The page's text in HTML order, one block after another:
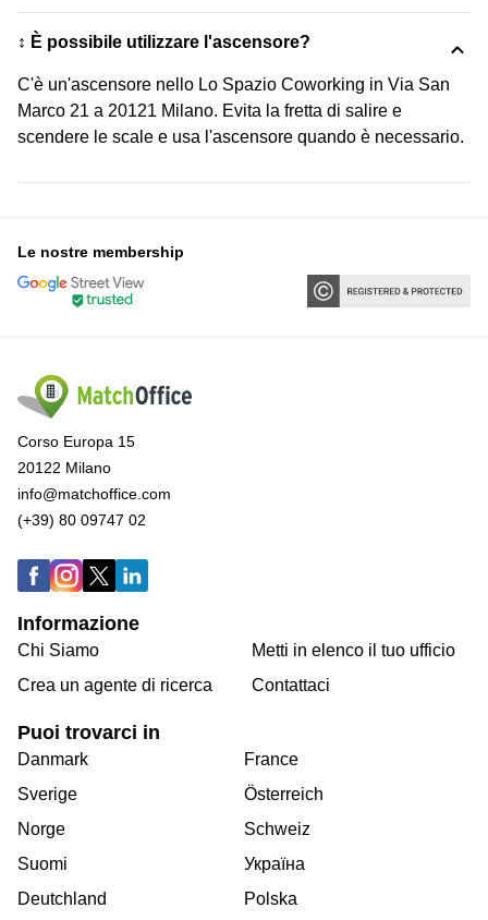
↕️ È possibile utilizzare l'ascensore?
C'è un'ascensore nello Lo Spazio Coworking in Via San
Marco 21 a 20121 Milano. Evita la fretta di salire e
scendere le scale e usa l'ascensore quando è necessario.
Le nostre membership
Corso Europa 15
20122 Milano
info@matchoffice.com
(+39) 80 09747 02
Informazione
Chi Siamo
Crea un agente di ricerca
Metti in elenco il tuo ufficio
Contattaci
Puoi trovarci in
Danmark
Sverige
Norge
Suomi
Deutchland
France
Österreich
Schweiz
Україна
Polska